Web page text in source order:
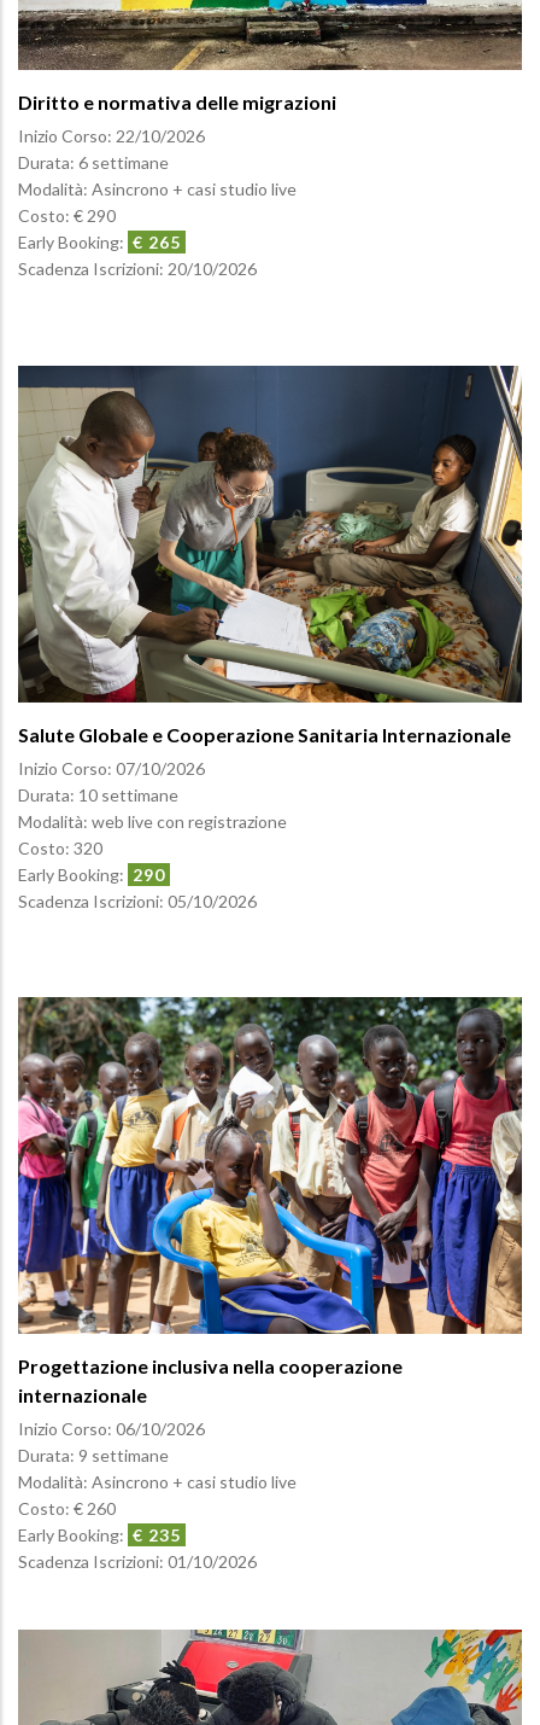
Diritto e normativa delle migrazioni
Inizio Corso: 22/10/2026
Durata: 6 settimane
Modalità: Asincrono + casi studio live
Costo: € 290
Early Booking: € 265
Scadenza Iscrizioni: 20/10/2026
Salute Globale e Cooperazione Sanitaria Internazionale
Inizio Corso: 07/10/2026
Durata: 10 settimane
Modalità: web live con registrazione
Costo: 320
Early Booking: 290
Scadenza Iscrizioni: 05/10/2026
Progettazione inclusiva nella cooperazione
internazionale
Inizio Corso: 06/10/2026
Durata: 9 settimane
Modalità: Asincrono + casi studio live
Costo: € 260
Early Booking: € 235
Scadenza Iscrizioni: 01/10/2026